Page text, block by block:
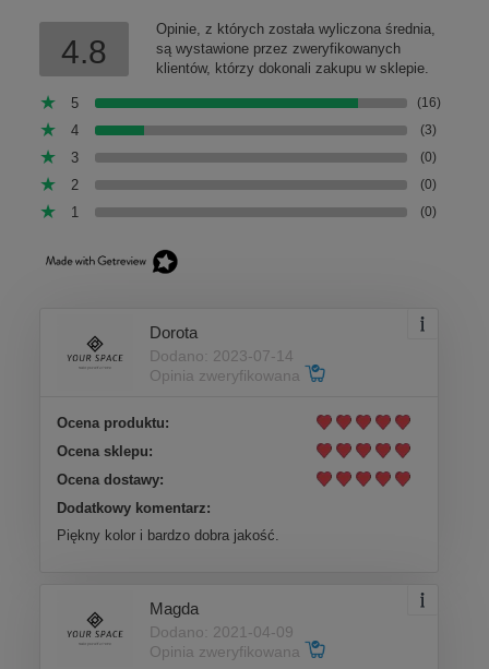
4.8
Opinie, z których została wyliczona średnia,
są wystawione przez zweryfikowanych
klientów, którzy dokonali zakupu w sklepie.
5 (16)
4 (3)
3 (0)
2 (0)
1 (0)
Dorota
Dodano: 2023-07-14
Opinia zweryfikowana
Ocena produktu:
Ocena sklepu:
Ocena dostawy:
Dodatkowy komentarz:
Piękny kolor i bardzo dobra jakość.
Magda
Dodano: 2021-04-09
Opinia zweryfikowana